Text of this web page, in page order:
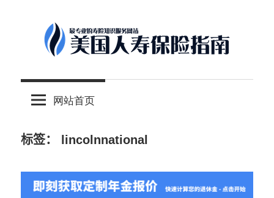
content
美
最
的
国
网站首页
标签： lincolnnational